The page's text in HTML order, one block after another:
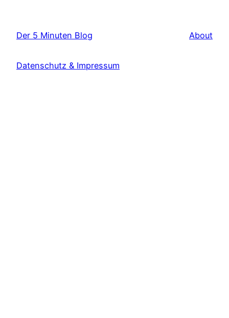
Der 5 Minuten Blog About
Datenschutz & Impressum